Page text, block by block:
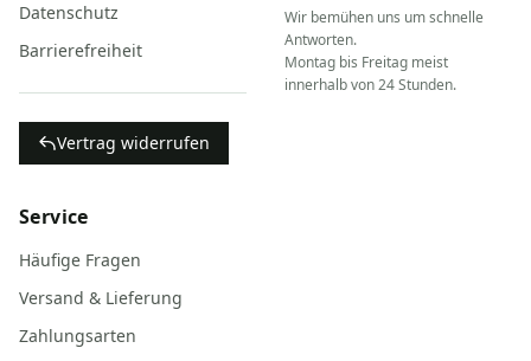
Datenschutz
Barrierefreiheit
Vertrag widerrufen
Wir bemühen uns um schnelle
Antworten.
Montag bis Freitag meist
innerhalb von 24 Stunden.
Service
Häufige Fragen
Versand & Lieferung
Zahlungsarten